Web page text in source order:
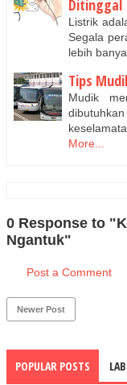
Ditinggal
Listrik
Segala
lebih
Tips
Mudik
More...
0 Response to
Ngantuk"
Post a Comment
Newer Post
POPULAR POSTS